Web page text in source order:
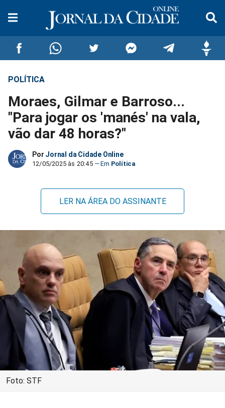
Compartilhar
no
Facebook
Compartilhar
no
Whatsapp
no
Twitter
no
Messenger
no
POLÍTICA
Moraes, Gilmar e Barroso...
"Para jogar os 'manés' na vala,
vão dar 48 horas?"
Por Jornal da Cidade Online
12/05/2025 às 20:45 Política
LER NA ÁREA DO ASSINANTE
Foto: STF